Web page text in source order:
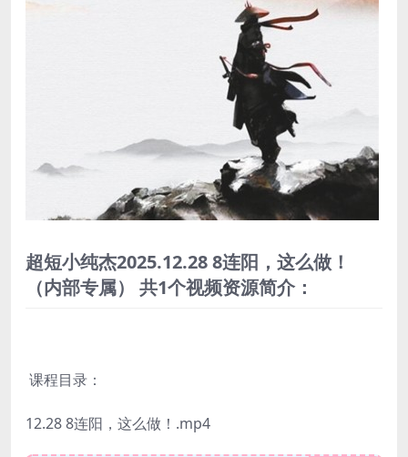
超短小纯杰2025.12.28 8连阳，这么做！
（内部专属） 共1个视频资源简介：
课程目录：
12.28 8连阳，这么做！.mp4